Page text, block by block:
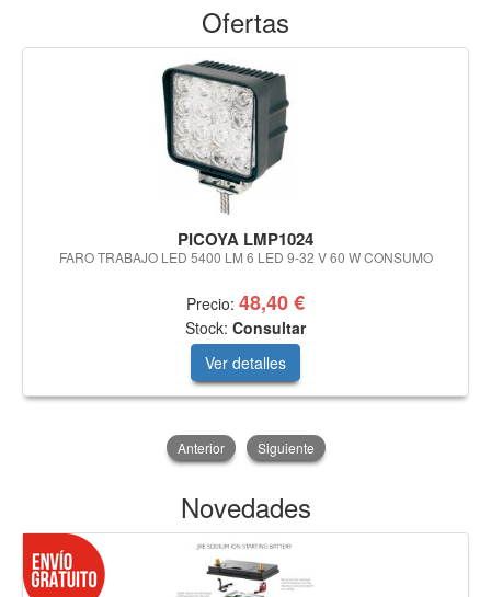
Ofertas
PICOYA LMP1024
FARO TRABAJO LED 5400 LM 6 LED 9-32 V 60 W CONSUMO
Precio: 48,40 €
Stock: Consultar
Ver detalles
Anterior Siguiente
Novedades